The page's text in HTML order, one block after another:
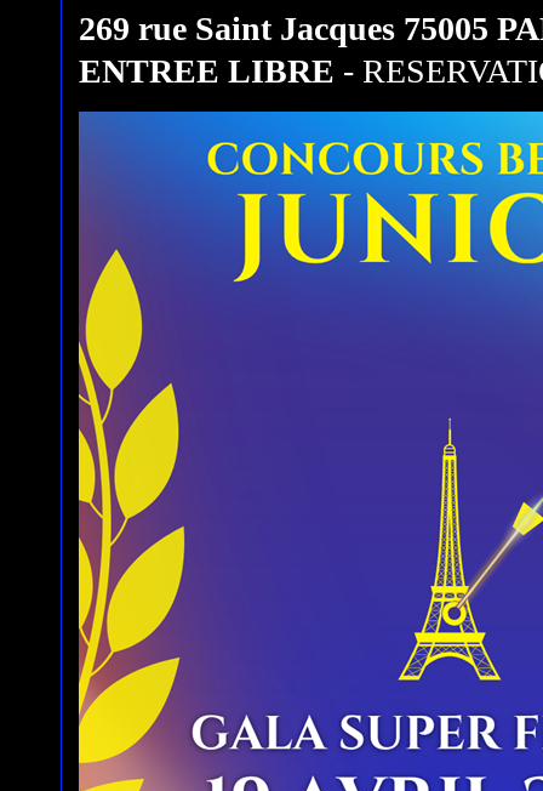
269 rue Saint Jacques 75005
ENTREE LIBRE -